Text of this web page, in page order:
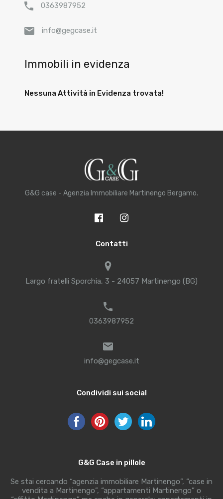
0363987952
info@gegcase.it
Immobili in evidenza
Nessuna Attività in Evidenza trovata!
G&G case - Agenzia Immobiliare Martinengo Bergamo.
Contatti
Largo fratelli Sporchia, 3 - 24057 Martinengo (BG)
0363987952
info@gegcase.it
Condividi sui social
G&G Case in pillole
Se stai cercando “agenzia immobiliare Martinengo”, “case in
vendita a Martinengo”, “appartamenti Martinengo” o